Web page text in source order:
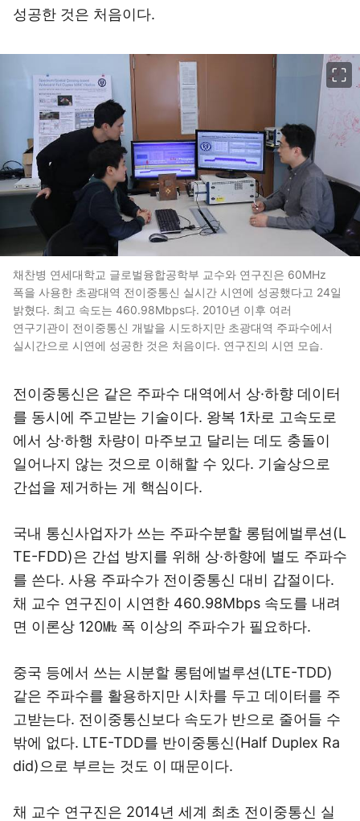
성공한 것은 처음이다.
채찬병 연세대학교 글로벌융합공학부 교수와 연구진은 60MHz
폭을 사용한 초광대역 전이중통신 실시간 시연에 성공했다고 24일
밝혔다. 최고 속도는 460.98Mbps다. 2010년 이후 여러
연구기관이 전이중통신 개발을 시도하지만 초광대역 주파수에서
실시간으로 시연에 성공한 것은 처음이다. 연구진의 시연 모습.
전이중통신은 같은 주파수 대역에서 상·하향 데이터
를 동시에 주고받는 기술이다. 왕복 1차로 고속도로
에서 상·하행 차량이 마주보고 달리는 데도 충돌이
일어나지 않는 것으로 이해할 수 있다. 기술상으로
간섭을 제거하는 게 핵심이다.
국내 통신사업자가 쓰는 주파수분할 롱텀에벌루션(L
TE-FDD)은 간섭 방지를 위해 상·하향에 별도 주파수
를 쓴다. 사용 주파수가 전이중통신 대비 갑절이다.
채 교수 연구진이 시연한 460.98Mbps 속도를 내려
면 이론상 120㎒ 폭 이상의 주파수가 필요하다.
중국 등에서 쓰는 시분할 롱텀에벌루션(LTE-TDD)
같은 주파수를 활용하지만 시차를 두고 데이터를 주
고받는다. 전이중통신보다 속도가 반으로 줄어들 수
밖에 없다. LTE-TDD를 반이중통신(Half Duplex Ra
did)으로 부르는 것도 이 때문이다.
채 교수 연구진은 2014년 세계 최초 전이중통신 실